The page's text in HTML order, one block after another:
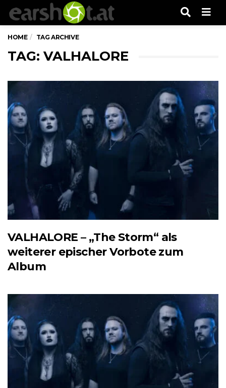
HOME TAG ARCHIVE
TAG: VALHALORE
VALHALORE – „The Storm“ als
weiterer epischer Vorbote zum
Album